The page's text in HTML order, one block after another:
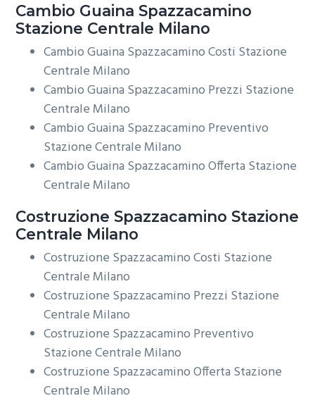
Cambio Guaina Spazzacamino
Stazione Centrale Milano
Cambio Guaina Spazzacamino Costi Stazione
Centrale Milano
Cambio Guaina Spazzacamino Prezzi Stazione
Centrale Milano
Cambio Guaina Spazzacamino Preventivo
Stazione Centrale Milano
Cambio Guaina Spazzacamino Offerta Stazione
Centrale Milano
Costruzione Spazzacamino Stazione
Centrale Milano
Costruzione Spazzacamino Costi Stazione
Centrale Milano
Costruzione Spazzacamino Prezzi Stazione
Centrale Milano
Costruzione Spazzacamino Preventivo
Stazione Centrale Milano
Costruzione Spazzacamino Offerta Stazione
Centrale Milano